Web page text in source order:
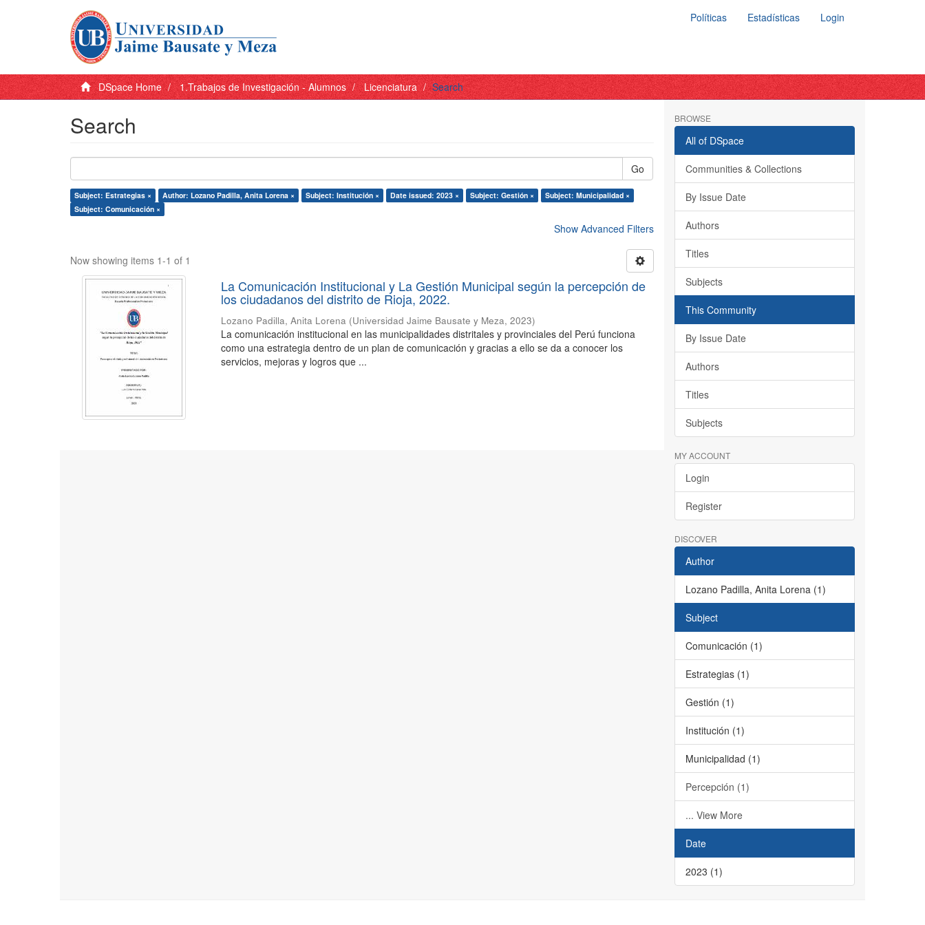
Políticas Estadísticas Login
DSpace Home 1.Trabajos de Investigación - Alumnos Licenciatura Search
Search
Go
Subject: Estrategias × Author: Lozano Padilla, Anita Lorena × Subject: Institución × Date issued: 2023 × Subject: Gestión ×
Subject: Municipalidad ×
Subject: Comunicación ×
Show Advanced Filters
Now showing items 1-1 of 1
La Comunicación Institucional y La Gestión Municipal según la percepción de
los ciudadanos del distrito de Rioja, 2022.
Lozano Padilla, Anita Lorena (Universidad Jaime Bausate y Meza,2023)
La comunicación institucional en las municipalidades distritales y provinciales del Perú funciona
como una estrategia dentro de un plan de comunicación y gracias a ello se da a conocer los
servicios, mejoras y logros que ...
BROWSE
All of DSpace
Communities & Collections
By Issue Date
Authors
Titles
Subjects
This Community
By Issue Date
Authors
Titles
Subjects
MY ACCOUNT
Login
Register
DISCOVER
Author
Lozano Padilla, Anita Lorena (1)
Subject
Comunicación (1)
Estrategias (1)
Gestión (1)
Institución (1)
Municipalidad (1)
Percepción (1)
... View More
Date
2023 (1)